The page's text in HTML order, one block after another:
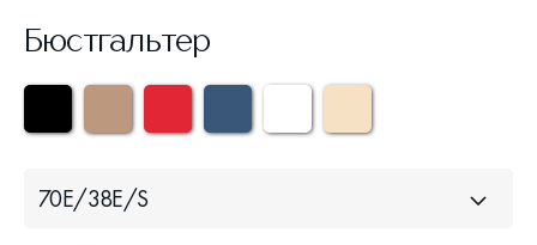
Бюстгальтер
70Е/38Е/S